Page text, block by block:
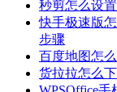
秒剪怎么设
快手极速版
步骤
百度地图怎
货拉拉怎么